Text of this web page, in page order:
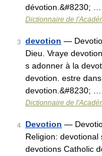
dévotion.&#8230; …
Dictionnaire de
3 devotion —
Dieu. Vraye
s adonner à la
devotion. estre
devotion.&#8230; …
Dictionnaire de
4 Devotion —
Religion: devotional
devotions Catholic